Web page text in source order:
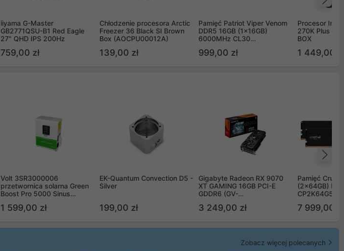
iiyama G-Master
GB2771QSU-B1 Red Eagle
27" QHD IPS 200Hz
759,00 zł
Chłodzenie procesora Arctic
Freezer 36 Black SI Brown
Box (AOCPU00012A)
139,00 zł
Pamięć Patriot Viper Venom
DDR5 16GB (1x16GB)
6000MHz CL30
999,00 zł
Procesor Intel
270K Plus
BOX
1 449,00 zł
Volt 3SR3000006
przetwornica solarna Green
Boost Pro 5000 Sinus
1 599,00 zł
EK-Quantum Convection D5 -
Silver
199,00 zł
Gigabyte Radeon RX 9070
XT GAMING 16GB PCI-E
GDDR6 (GV-
3 249,00 zł
Pamięć
(2x64GB)
7 999,00 zł
Zobacz więcej polecanych